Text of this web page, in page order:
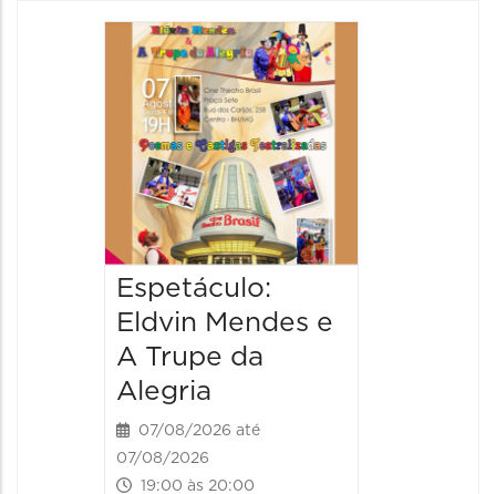
Espetáculo:
Eldvin Mendes e
A Trupe da
Alegria
07/08/2026 até
07/08/2026
19:00 às 20:00